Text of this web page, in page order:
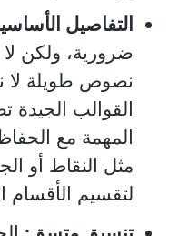
التفاصيل
ضرورية، ولكن
نصوص طويلة لا
القوالب الجيدة
المهمة مع
مثل النقاط أو
لتقسيم الأقسام